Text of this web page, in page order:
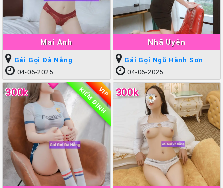
Mai Anh
Gái Gọi Đà Nẵng
04-06-2025
Nhã Uyên
Gái Gọi Ngũ Hành Sơn
04-06-2025
300k VIP
KIỂM ĐỊNH 300k